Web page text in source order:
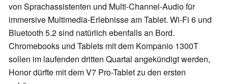
von Sprachassistenten und Multi-Channel-Audio für
immersive Multimedia-Erlebnisse am Tablet. Wi-Fi 6 und
Bluetooth 5.2 sind natürlich ebenfalls an Bord.
Chromebooks und Tablets mit dem Kompanio 1300T
sollen im laufenden dritten Quartal angekündigt werden,
Honor dürfte mit dem V7 Pro-Tablet zu den ersten